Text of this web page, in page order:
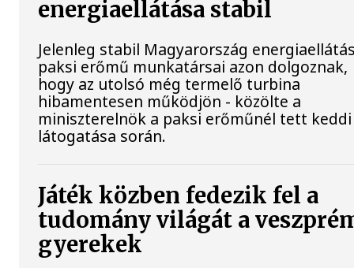
energiaellátása stabil
Jelenleg stabil Magyarország
paksi erőmű munkatársai azon dolgoznak,
hogy az utolsó még termelő turbina
hibamentesen működjön - közölte a
miniszterelnök a paksi erőműnél tett keddi
látogatása során.
Játék közben fedezik fel a
tudomány világát a
gyerekek